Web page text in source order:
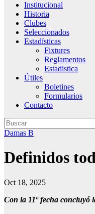
Institucional
Historia
Clubes
Seleccionados
Estadísticas
Fixtures
Reglamentos
Estadistica
Útiles
Boletines
Formularios
Contacto
Damas B
Definidos
Oct 18, 2025
Con la 11º fecha concluyó